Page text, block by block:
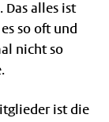
alles ist
so oft und
nicht so
ist die